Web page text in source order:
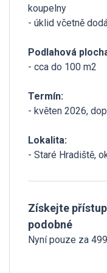
koupelny
- úklid včetně
Podlahová
- cca do 100 m2
Termín:
- květen 2026,
Lokalita:
- Staré Hradiště,
Získejte
podobné
Nyní pouze za